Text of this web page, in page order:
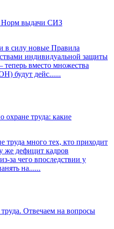
Норм выдачи СИЗ
в силу новые Правила
индивидуальной защиты
вместо множества
будут дейс......
охране труда: какие
труда много тех, кто приходит
же дефицит кадров
за чего впоследствии у
на......
Отвечаем на вопросы